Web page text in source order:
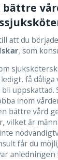
att du
, som
få
uppskattad.
inom
bättre vård
vilket är
får du
anledningen